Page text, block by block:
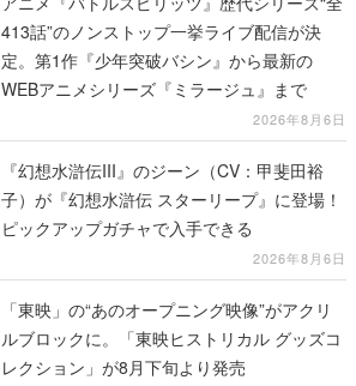
413話”のノンストップ一挙ライブ配信が決
定。第1作『少年突破バシン』から最新の
WEBアニメシリーズ『ミラージュ』まで
2026年8月6日
『幻想水滸伝III』のジーン（CV：甲斐田裕
子）が『幻想水滸伝 スターリープ』に登場！
ピックアップガチャで入手できる
2026年8月6日
「東映」の“あのオープニング映像”がアクリ
ルブロックに。「東映ヒストリカル グッズコ
レクション」が8月下旬より発売